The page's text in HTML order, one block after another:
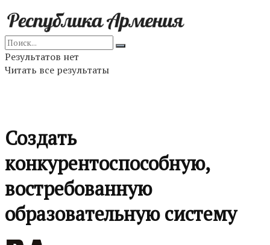
Результатов нет
Читать все результаты
Создать
конкурентоспособную,
востребованную
образовательную систему